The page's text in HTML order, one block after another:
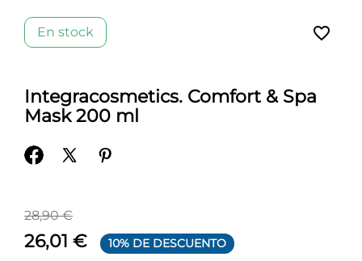
En stock favorite_border
Integracosmetics. Comfort & Spa
Mask 200 ml
28,90 €
26,01 € 10% DE DESCUENTO